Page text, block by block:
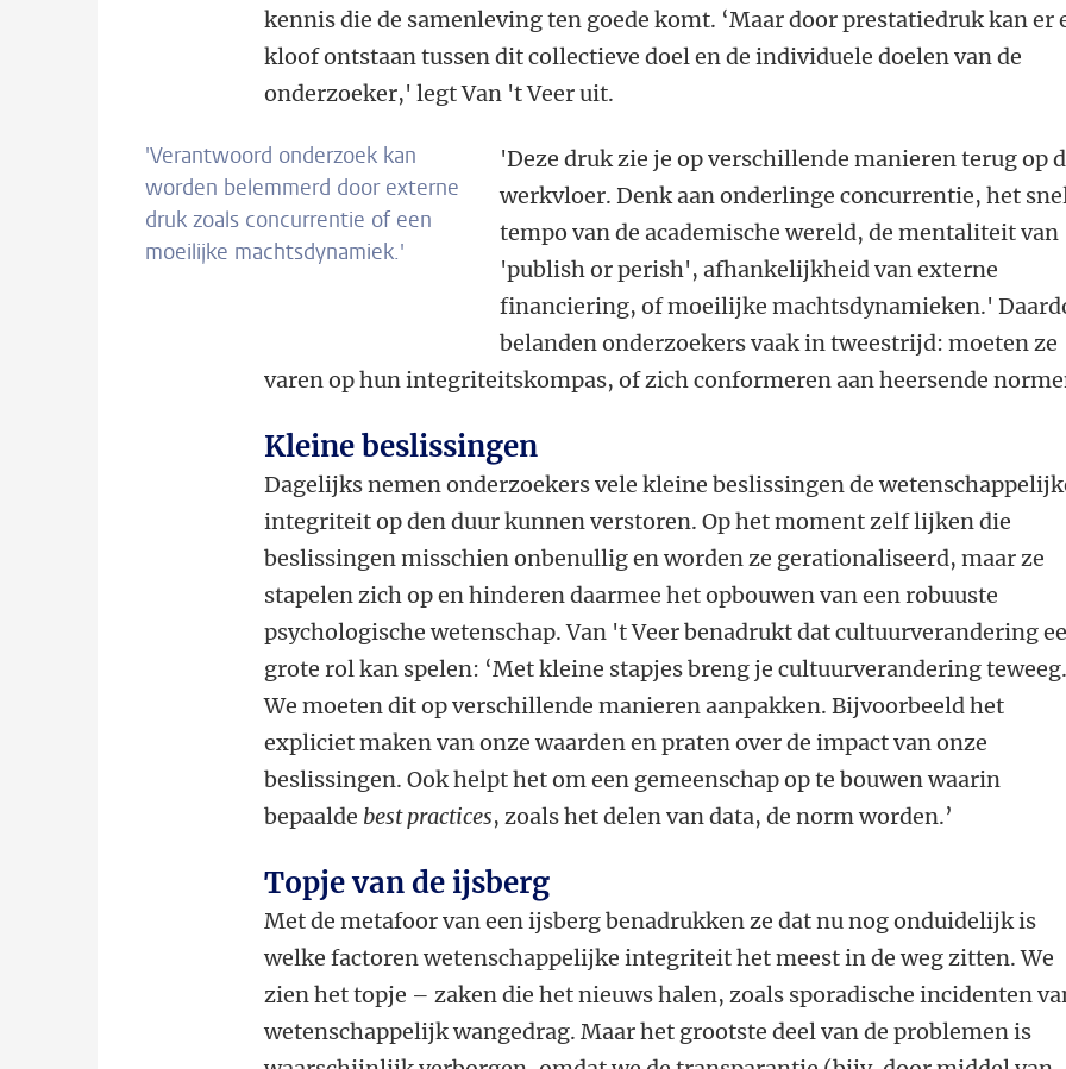
kennis die de samenleving ten goede komt. ‘Maar door prestatiedruk kan er
kloof ontstaan tussen dit collectieve doel en de individuele doelen van de
onderzoeker,' legt Van 't Veer uit.
'Verantwoord onderzoek kan
worden belemmerd door externe
druk zoals concurrentie of een
moeilijke machtsdynamiek.'
'Deze drukzie je op verschillende manieren terug op
werkvloer. Denk aan onderlinge concurrentie, het
tempo van de academische wereld, de mentaliteit van
'publish or perish', afhankelijkheid van externe
financiering, of moeilijke machtsdynamieken.'
belanden onderzoekers vaak in tweestrijd: moeten ze
varen op hun integriteitskompas, of zich conformeren aan heersende
Kleine beslissingen
Dagelijks nemen onderzoekers vele kleine beslissingen de
integriteit op den duur kunnen verstoren. Op het moment zelf lijken die
beslissingen misschien onbenullig en worden ze gerationaliseerd, maar ze
stapelen zich op en hinderen daarmee het opbouwen van een robuuste
psychologische wetenschap. Van 't Veer benadrukt dat cultuurverandering
grote rol kan spelen: ‘Met kleine stapjes breng je cultuurverandering
We moeten dit op verschillende manieren aanpakken. Bijvoorbeeld het
expliciet maken van onze waarden en praten over de impact van onze
beslissingen. Ook helpt het om een gemeenschap op te bouwen waarin
bepaalde best practices, zoals het delen van data, de norm worden.’
Topje van de ijsberg
Met de metafoor van een ijsberg benadrukken ze dat nu nog onduidelijk is
welke factoren wetenschappelijke integriteit het meest in de weg zitten. We
zien het topje – zaken die het nieuws halen, zoals sporadische incidenten
wetenschappelijk wangedrag. Maar het grootste deel van de problemen is